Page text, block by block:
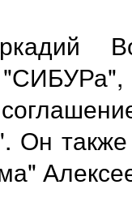
Он